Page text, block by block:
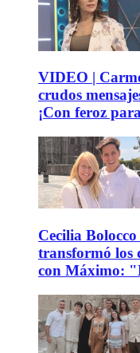
VIDEO |
crudos
¡Con feroz
Cecilia
transformó los
con Máximo: